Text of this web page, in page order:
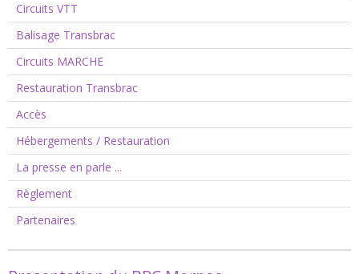
Circuits VTT
Balisage Transbrac
Circuits MARCHE
Restauration Transbrac
Accès
Hébergements / Restauration
La presse en parle ...
Règlement
Partenaires